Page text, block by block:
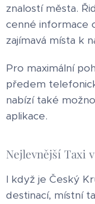
znalostí města.
cenné informace
zajímavá místa k
Pro maximální
předem
nabízí také
aplikace.
Nejlevnější Taxi
I když je Český
destinací, místní